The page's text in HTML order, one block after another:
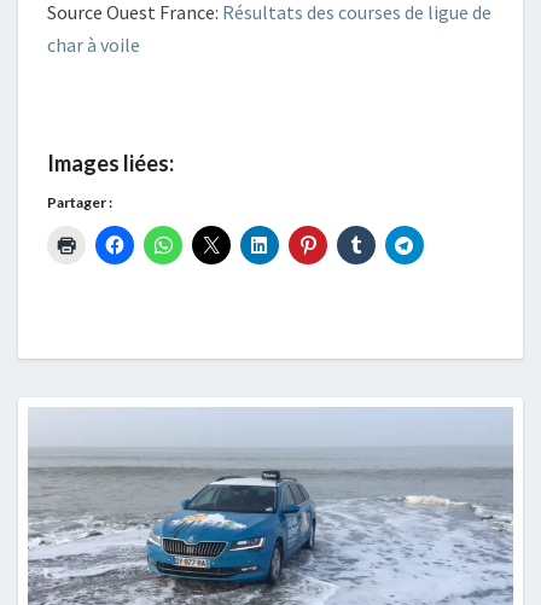
Source Ouest France: Résultats des courses de ligue de
char à voile
Images liées:
Partager :